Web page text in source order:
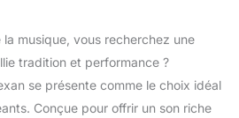
la musique, vous recherchez une
tradition et performance ?
se présente comme le choix idéal
Conçue pour offrir un son riche